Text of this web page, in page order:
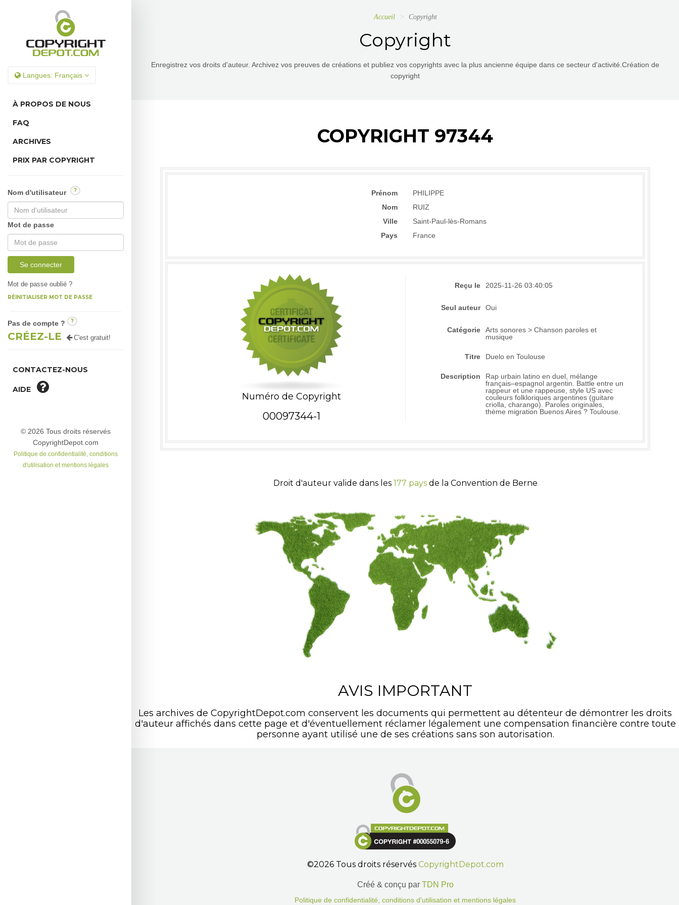
Langues: Français
À PROPOS DE NOUS
FAQ
ARCHIVES
PRIX PAR COPYRIGHT
Nom d'utilisateur ?
Mot de passe
Se connecter
Mot de passe oublié ?
RÉINITIALISER MOT DE PASSE
Pas de compte ? ?
CRÉEZ-LE C'est gratuit!
CONTACTEZ-NOUS
AIDE
© 2026 Tous droits réservés
CopyrightDepot.com
Politique de confidentialité, conditions
d'utilisation et mentions légales
Accueil Copyright
Copyright
Enregistrez vos droits d'auteur. Archivez vos preuves de créations et publiez vos copyrights avec la plus ancienne équipe dans ce secteur d'activité.Création de
copyright
COPYRIGHT 97344
Prénom
PHILIPPE
Nom
RUIZ
Ville
Saint-Paul-lès-Romans
Pays
France
Numéro de Copyright
00097344-1
Reçu le 2025-11-26 03:40:05
Seul auteur Oui
Catégorie
Arts sonores > Chanson paroles et
musique
Titre Duelo en Toulouse
Description
Rap urbain latino en duel, mélange
français–espagnol argentin. Battle entre un
rappeur et une rappeuse, style US avec
couleurs folkloriques argentines (guitare
criolla, charango). Paroles originales,
thème migration Buenos Aires ? Toulouse.
Droit d'auteur valide dans les 177 paysde la Convention de Berne
AVIS IMPORTANT
Les archives de CopyrightDepot.com conservent les documents qui permettent au détenteur de démontrer les droits
d'auteur affichés dans cette page et d'éventuellement réclamer légalement une compensation financière contre toute
personne ayant utilisé une de ses créations sans son autorisation.
©2026 Tous droits réservés CopyrightDepot.com
Créé & conçu par TDN Pro
Politique de confidentialité, conditions d'utilisation et mentions légales